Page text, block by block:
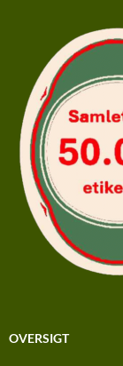
OVERSIGT